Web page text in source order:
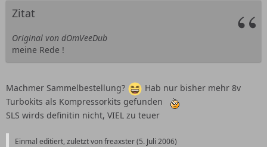
Zitat
Original von dOmVeeDub
meine Rede !
Machmer Sammelbestellung?
Hab nur bisher mehr 8v
Turbokits als Kompressorkits gefunden
SLS wirds definitin nicht, VIEL zu teuer
Einmal editiert, zuletzt von freaxster (5. Juli 2006)